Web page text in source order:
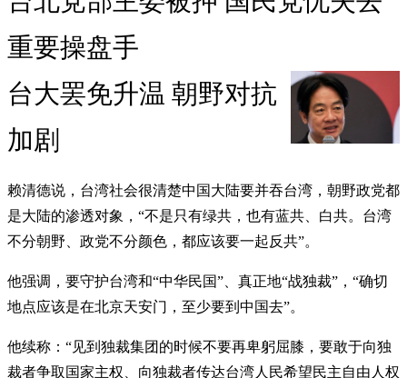
重要操盘手
台大罢免升温 朝野对抗
加剧
赖清德说，台湾社会很清楚中国大陆要并吞台湾，朝野政党都
是大陆的渗透对象，“不是只有绿共，也有蓝共、白共。台湾
不分朝野、政党不分颜色，都应该要一起反共”。
他强调，要守护台湾和“中华民国”、真正地“战独裁”，“确切
地点应该是在北京天安门，至少要到中国去”。
他续称：“见到独裁集团的时候不要再卑躬屈膝，要敢于向独
裁者争取国家主权、向独裁者传达台湾人民希望民主自由人权